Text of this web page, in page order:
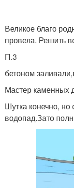
Великое благо
провела. Решить
П.3
бетоном
Мастер каменных
Шутка конечно, но
водопад.Зато